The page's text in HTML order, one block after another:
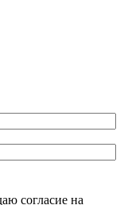
согласие на